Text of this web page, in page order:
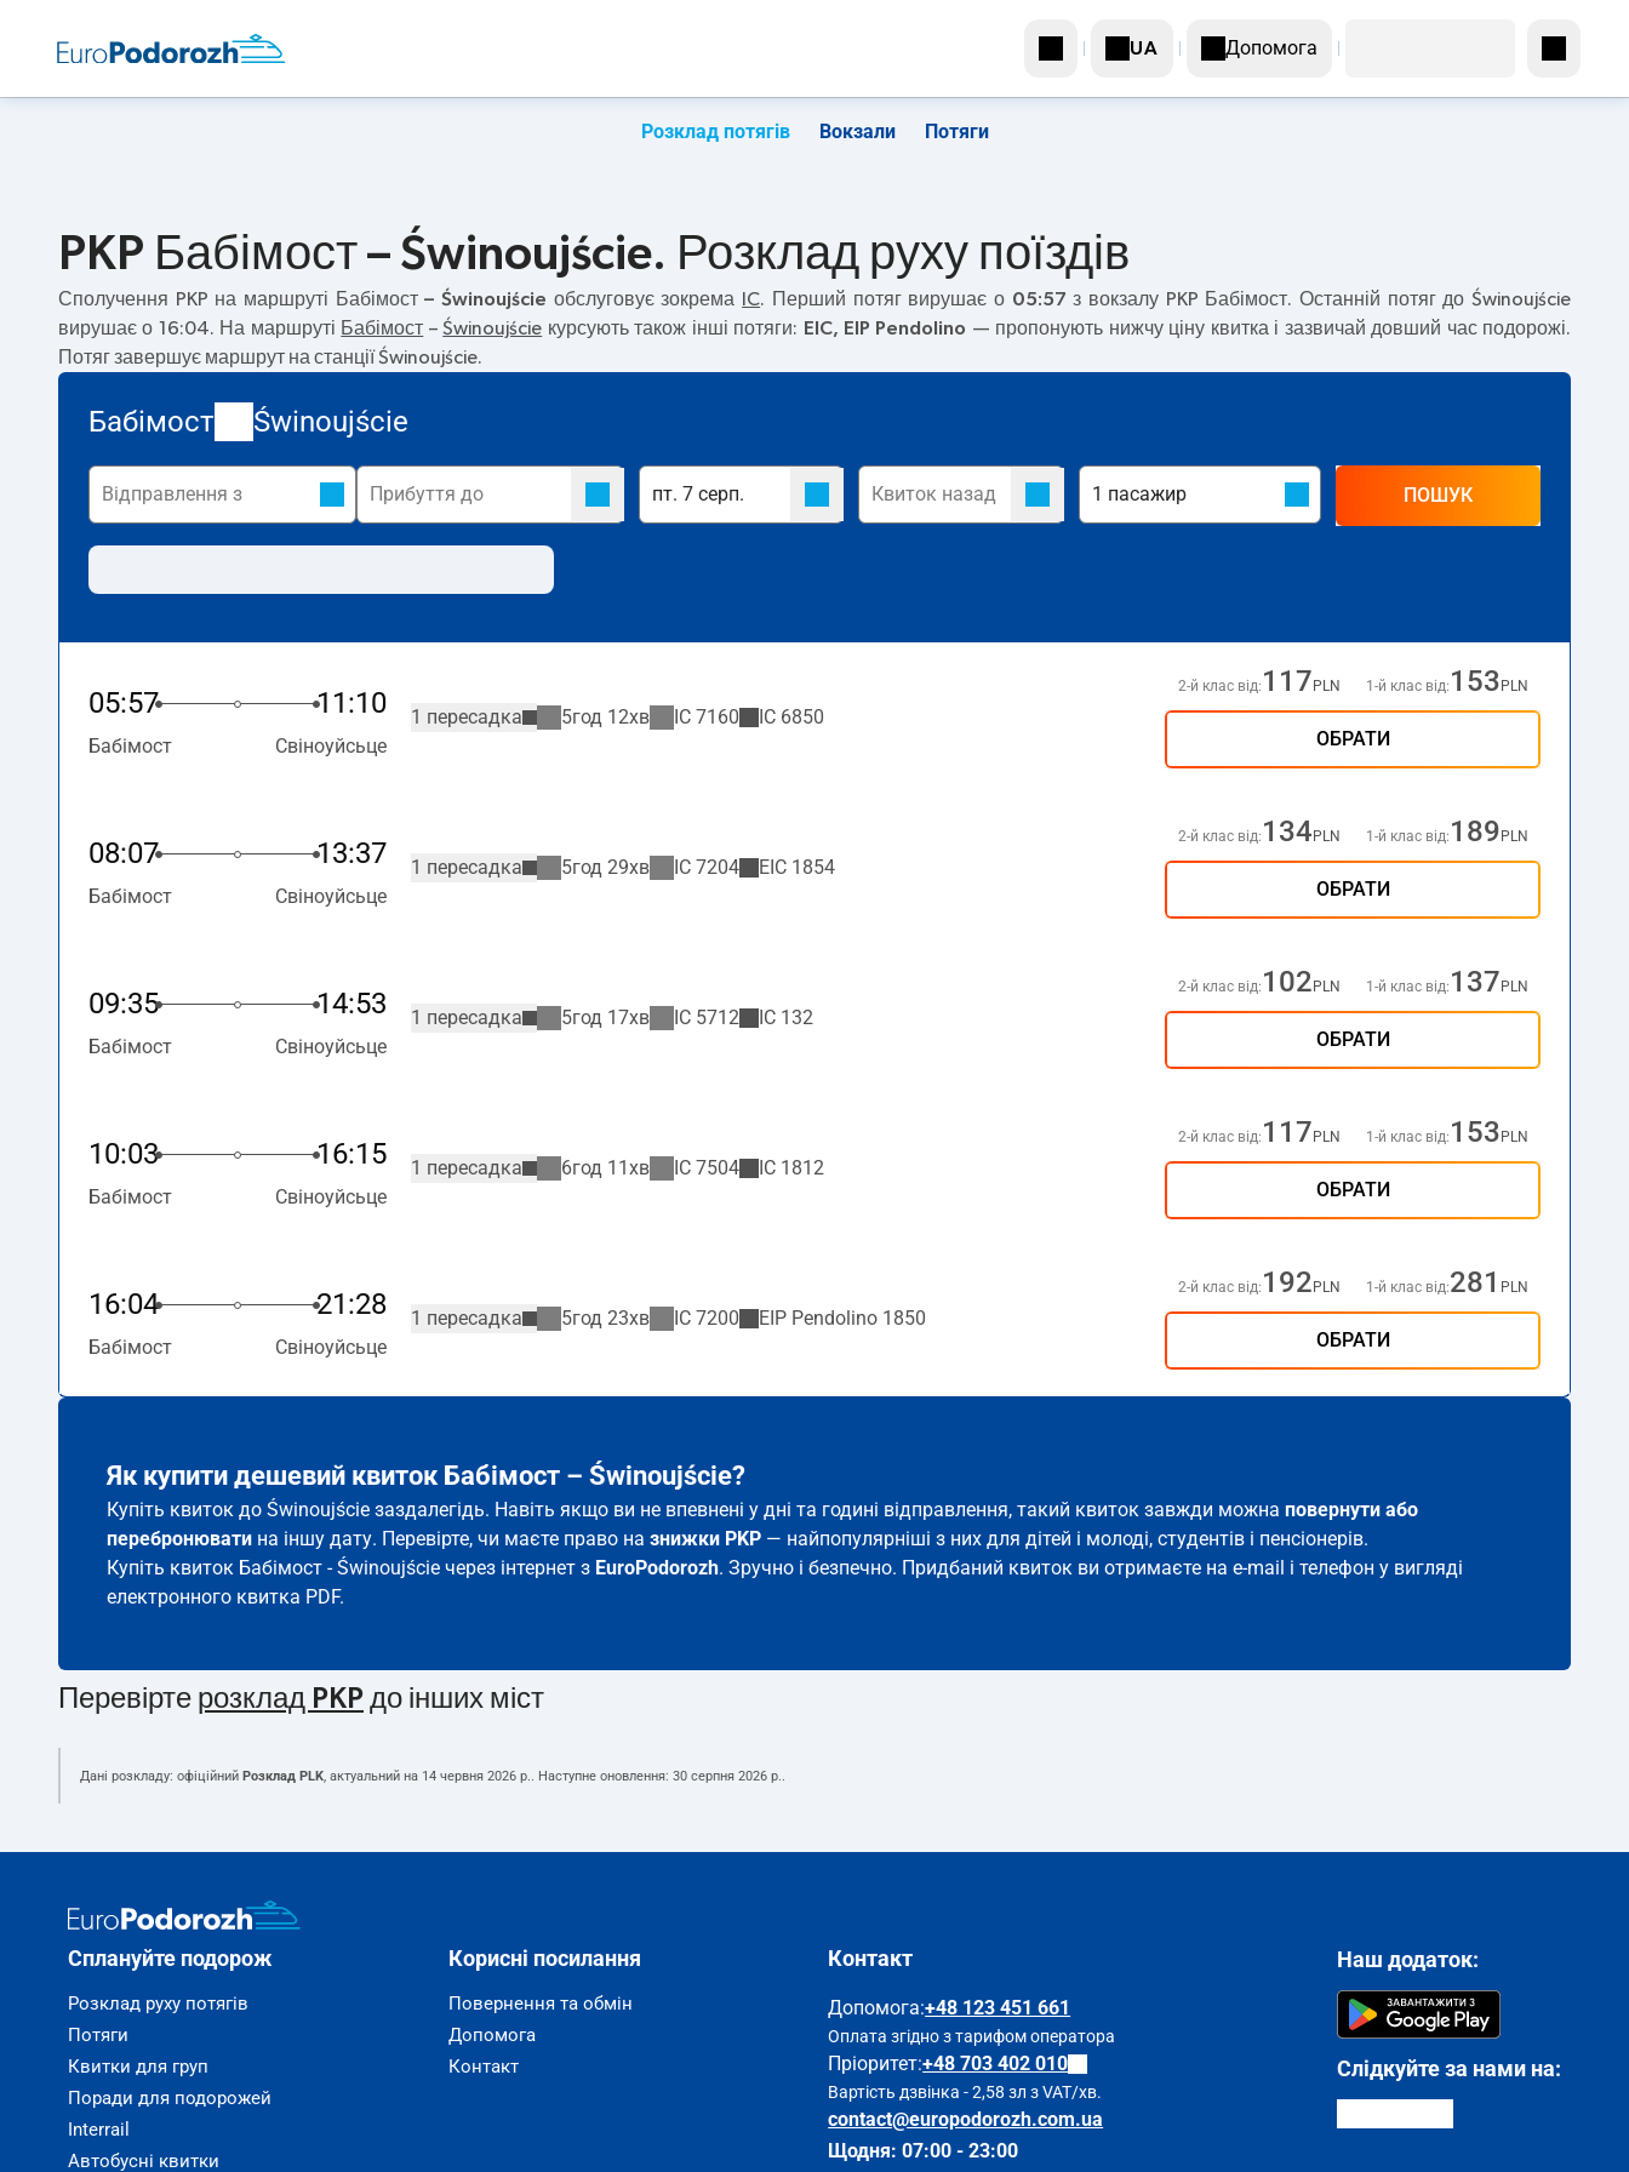
UA Допомога
Розклад потягів Вокзали Потяги
PKP Бабімост – Świnoujście. Розклад руху поїздів
Сполучення PKP на маршруті Бабімост – Świnoujście обслуговує зокрема IC. Перший потяг вирушає о 05:57 з вокзалу PKP Бабімост. Останній потяг до Świnoujście
вирушає о 16:04. На маршруті Бабімост –Świnoujście курсують також інші потяги: EIC, EIP Pendolino — пропонують нижчу ціну квитка і зазвичай довший час подорожі.
Потяг завершує маршрут на станції Świnoujście.
Бабімост Świnoujście
ПОШУК
05:57 11:10
Бабімост Свіноуйсьце
1 пересадка 5год 12хв IC 7160 IC 6850
2-й клас від: 117 PLN 1-й клас від: 153 PLN
ОБРАТИ
08:07 13:37
Бабімост Свіноуйсьце
1 пересадка 5год 29хв IC 7204 EIC 1854
2-й клас від: 134 PLN 1-й клас від: 189 PLN
ОБРАТИ
09:35 14:53
Бабімост Свіноуйсьце
1 пересадка 5год 17хв IC 5712 IC 132
2-й клас від: 102 PLN 1-й клас від: 137 PLN
ОБРАТИ
10:03 16:15
Бабімост Свіноуйсьце
1 пересадка 6год 11хв IC 7504 IC 1812
2-й клас від: 117 PLN 1-й клас від: 153 PLN
ОБРАТИ
16:04 21:28
Бабімост Свіноуйсьце
1 пересадка 5год 23хв IC 7200 EIP Pendolino 1850
2-й клас від: 192 PLN 1-й клас від:281 PLN
ОБРАТИ
Як купити дешевий квиток Бабімост – Świnoujście?
Купіть квиток до Świnoujście заздалегідь. Навіть якщо ви не впевнені у дні та годині відправлення, такий квиток завжди можна повернути або
перебронювати на іншу дату. Перевірте, чи маєте право на знижки PKP — найпопулярніші з них для дітей і молоді, студентів і пенсіонерів.
Купіть квиток Бабімост - Świnoujście через інтернет з EuroPodorozh. Зручно і безпечно. Придбаний квиток ви отримаєте на e-mail і телефон у вигляді
електронного квитка PDF.
Перевірте розклад PKP до інших міст
Дані розкладу: офіційний Розклад PLK, актуальний на 14 червня 2026 р.. Наступне оновлення: 30 серпня 2026 р..
Сплануйте подорож
Розклад руху потягів
Потяги
Квитки для груп
Поради для подорожей
Interrail
Автобусні квитки
Корисні посилання
Повернення та обмін
Допомога
Контакт
Контакт
Допомога:+48 123 451 661
Оплата згідно з тарифом оператора
Пріоритет:+48 703 402 010
Вартість дзвінка - 2,58 зл з VAT/хв.
contact@europodorozh.com.ua
Щодня: 07:00 - 23:00
Наш додаток:
Слідкуйте за нами на: